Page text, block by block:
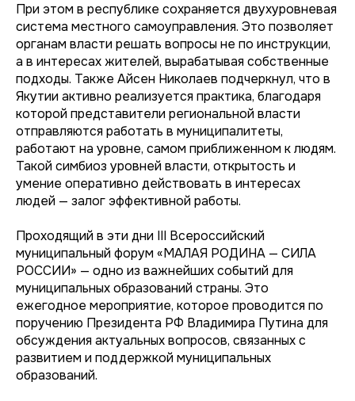
При этом в республике сохраняется двухуровневая
система местного самоуправления. Это позволяет
органам власти решать вопросы не по инструкции,
а в интересах жителей, вырабатывая собственные
подходы. Также Айсен Николаев подчеркнул, что в
Якутии активно реализуется практика, благодаря
которой представители региональной власти
отправляются работать в муниципалитеты,
работают на уровне, самом приближенном к людям.
Такой симбиоз уровней власти, открытость и
умение оперативно действовать в интересах
людей — залог эффективной работы.
Проходящий в эти дни III Всероссийский
муниципальный форум «МАЛАЯ РОДИНА — СИЛА
РОССИИ» — одно из важнейших событий для
муниципальных образований страны. Это
ежегодное мероприятие, которое проводится по
поручению Президента РФ Владимира Путина для
обсуждения актуальных вопросов, связанных с
развитием и поддержкой муниципальных
образований.